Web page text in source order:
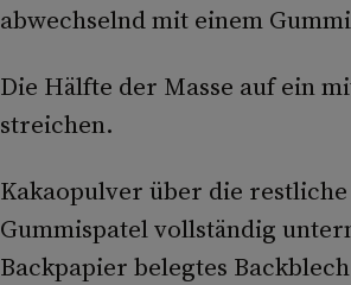
abwechselnd mit einem
Die Hälfte der Masse auf ein
streichen.
Kakaopulver über die
Gummispatel vollständig
Backpapier belegtes